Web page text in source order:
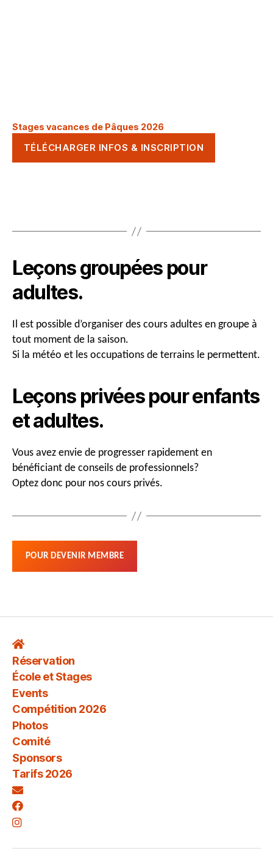
Stages vacances de Pâques 2026
TÉLÉCHARGER INFOS & INSCRIPTION
Leçons groupées pour
adultes.
Il est possible d’organiser des cours adultes en groupe à
tout moment de la saison.
Si la météo et les occupations de terrains le permettent.
Leçons privées pour enfants
et adultes.
Vous avez envie de progresser rapidement en
bénéficiant de conseils de professionnels?
Optez donc pour nos cours privés.
POUR DEVENIR MEMBRE
Réservation
École et Stages
Events
Compétition 2026
Photos
Comité
Sponsors
Tarifs 2026